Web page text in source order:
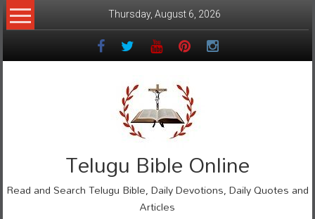
Skip
to
Thursday, August 6, 2026
Telugu Bible Online
Read and Search Telugu Bible, Daily Devotions, Daily Quotes and
Articles